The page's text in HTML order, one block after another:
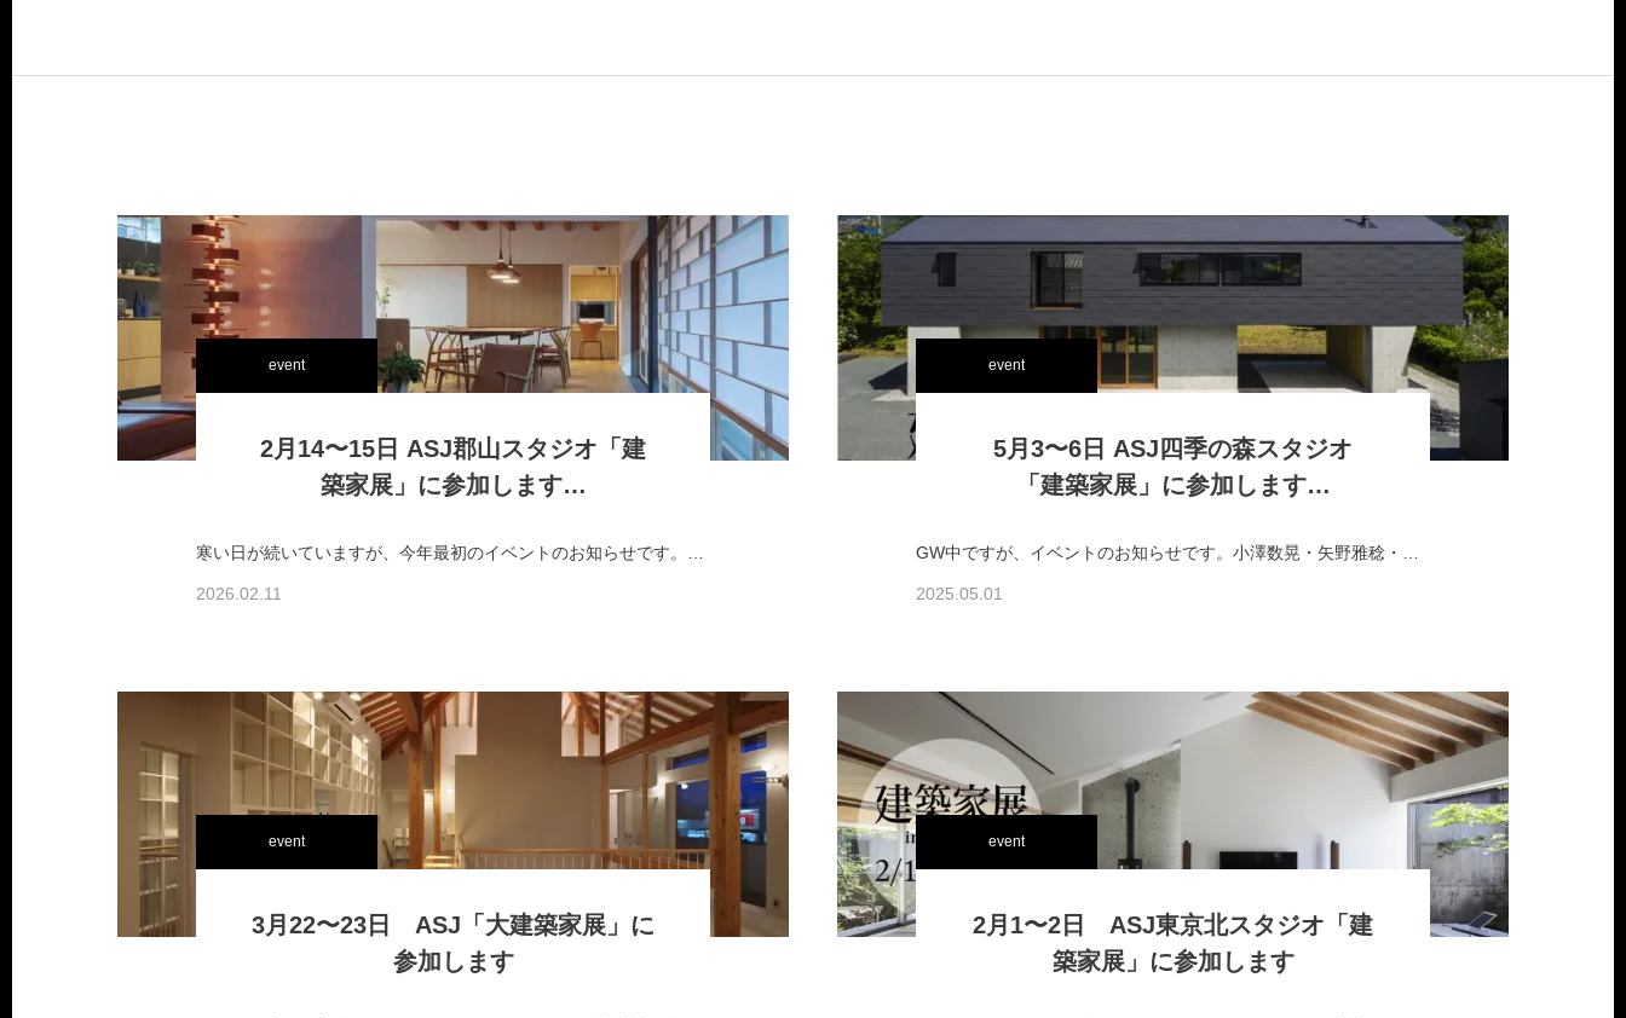
event
2月14〜15日 ASJ郡山スタジオ「建
築家展」に参加します…
2026.02.11
event
5月3〜6日 ASJ四季の森スタジオ
「建築家展」に参加します…
2025.05.01
event
3月22〜23日 ASJ「大建築家展」に
参加します
event
2月1〜2日 ASJ東京北スタジオ「建
築家展」に参加します